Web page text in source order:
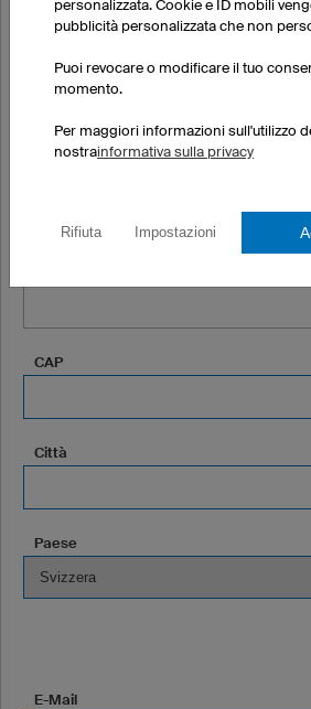
Azienda o associazione sportiva
CAP
Città
Paese
E-Mail
personalizzata. Cookie e ID mobili
pubblicità personalizzata che non
Puoi revocare o modificare il tuo
momento.
Per maggiori informazioni sull'utilizzo
nostrainformativa sulla privacy
Rifiuta Impostazioni